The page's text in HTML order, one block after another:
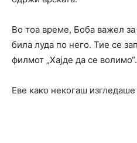
Во тоа време, Боба важел
била луда по него. Тие се
филмот „Хајде да се волимо“.
Еве како некогаш